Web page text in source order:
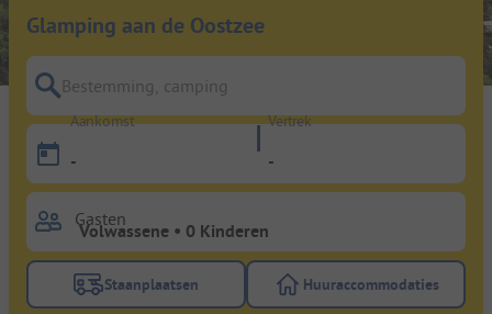
Glamping aan de Oostzee
Bestemming, camping
Aankomst
-
Vertrek
-
Gasten
Gebruik de filterknop staanplaatsen om te zoeken
Staanplaatsen Gebruik de
Huuraccommodaties